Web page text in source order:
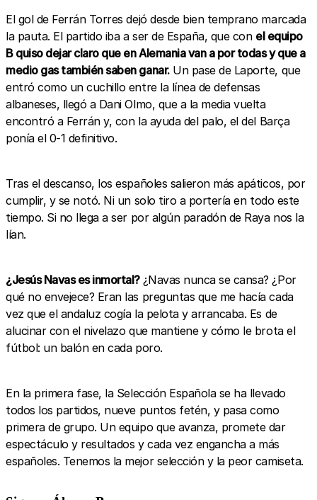
El gol de Ferrán Torres dejó desde bien temprano marcada
la pauta. El partido iba a ser de España, que con el equipo
B quiso dejar claro que en Alemania van a por todas y que a
medio gas también saben ganar.Un pase de Laporte, que
entró como un cuchillo entre la línea de defensas
albaneses, llegó a Dani Olmo, que a la media vuelta
encontró a Ferrán y, con la ayuda del palo, el del Barça
ponía el 0-1 definitivo.
Tras el descanso, los españoles salieron más apáticos, por
cumplir, y se notó. Ni un solo tiro a portería en todo este
tiempo. Si no llega a ser por algún paradón de Raya nos la
lían.
¿Jesús Navas es inmortal? ¿Navas nunca se cansa? ¿Por
qué no envejece? Eran las preguntas que me hacía cada
vez que el andaluz cogía la pelota y arrancaba. Es de
alucinar con el nivelazo que mantiene y cómo le brota el
fútbol: un balón en cada poro.
En la primera fase, la Selección Española se ha llevado
todos los partidos, nueve puntos fetén, y pasa como
primera de grupo. Un equipo que avanza, promete dar
espectáculo y resultados y cada vez engancha a más
españoles. Tenemos la mejor selección y la peor camiseta.